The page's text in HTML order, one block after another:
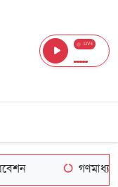
LIVE
গণমাধ্যম